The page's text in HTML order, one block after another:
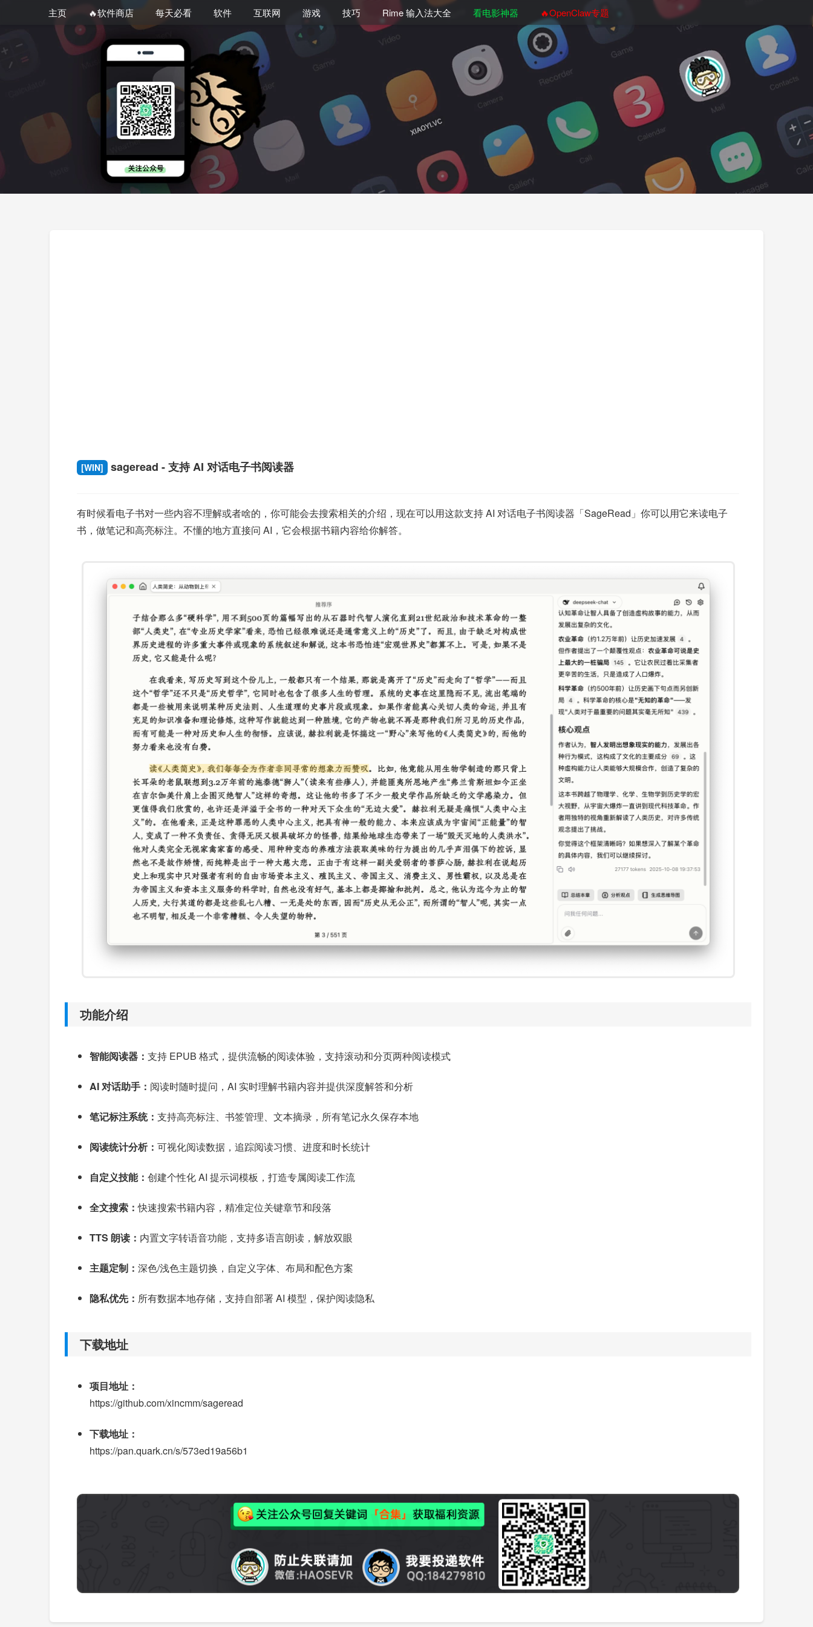
主页 🔥软件商店 每天必看 软件 互联网 游戏 技巧 Rime 输入法大全 看电影神器 🔥OpenClaw专题
[WIN] sageread - 支持 AI 对话电子书阅读器
有时候看电子书对一些内容不理解或者啥的，你可能会去搜索相关的介绍，现在可以用这款支持 AI 对话电子书阅读器「SageRead」你可以用它来读电子
书，做笔记和高亮标注。不懂的地方直接问 AI，它会根据书籍内容给你解答。
功能介绍
智能阅读器： 支持 EPUB 格式，提供流畅的阅读体验，支持滚动和分页两种阅读模式
AI 对话助手： 阅读时随时提问，AI 实时理解书籍内容并提供深度解答和分析
笔记标注系统： 支持高亮标注、书签管理、文本摘录，所有笔记永久保存本地
阅读统计分析： 可视化阅读数据，追踪阅读习惯、进度和时长统计
自定义技能： 创建个性化 AI 提示词模板，打造专属阅读工作流
全文搜索：快速搜索书籍内容，精准定位关键章节和段落
TTS 朗读： 内置文字转语音功能，支持多语言朗读，解放双眼
主题定制： 深色/浅色主题切换，自定义字体、布局和配色方案
隐私优先： 所有数据本地存储，支持自部署 AI 模型，保护阅读隐私
下载地址
项目地址：
https://github.com/xincmm/sageread
下载地址：
https://pan.quark.cn/s/573ed19a56b1